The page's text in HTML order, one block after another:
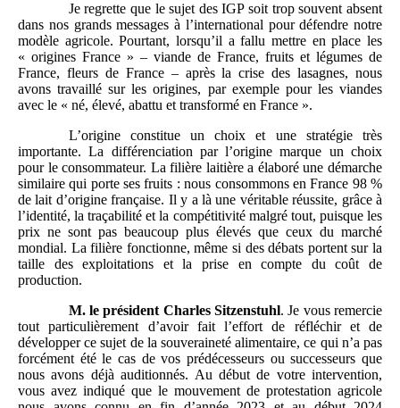
Je regrette que le sujet des IGP soit trop souvent absent
dans nos grands messages à l’international pour défendre notre
modèle agricole. Pourtant, lorsqu’il a fallu mettre en place les
« origines France » – viande de France, fruits et légumes de
France, fleurs de France – après la crise des lasagnes, nous
avons travaillé sur les origines, par exemple pour les viandes
avec le « né, élevé, abattu et transformé en France ».
L’origine constitue un choix et une stratégie très
importante. La différenciation par l’origine marque un choix
pour le consommateur. La filière laitière a élaboré une démarche
similaire qui porte ses fruits : nous consommons en France 98 %
de lait d’origine française. Il y a là une véritable réussite, grâce à
l’identité, la traçabilité et la compétitivité malgré tout, puisque les
prix ne sont pas beaucoup plus élevés que ceux du marché
mondial. La filière fonctionne, même si des débats portent sur la
taille des exploitations et la prise en compte du coût de
production.
M. le président Charles Sitzenstuhl. Je vous remercie
tout particulièrement d’avoir fait l’effort de réfléchir et de
développer ce sujet de la souveraineté alimentaire, ce qui n’a pas
forcément été le cas de vos prédécesseurs ou successeurs que
nous avons déjà auditionnés. Au début de votre intervention,
vous avez indiqué que le mouvement de protestation agricole